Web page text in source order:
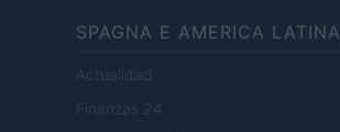
SPAGNA E AMERICA LATINA
Actualidad
Finanzas 24